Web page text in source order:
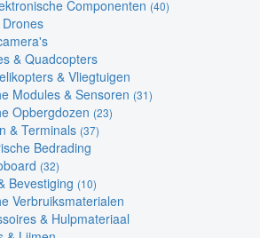
Componenten (40)
& Quadcopters
& Vliegtuigen
Modules & Sensoren (31)
Opbergdozen (23)
& Terminals (37)
Bedrading
(32)
Bevestiging (10)
Verbruiksmaterialen
& Hulpmateriaal